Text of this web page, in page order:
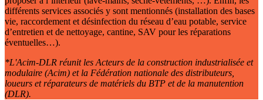
différents services associés y sont mentionnés (installation des bases
vie, raccordement et désinfection du réseau d’eau potable, service
d’entretien et de nettoyage, cantine, SAV pour les réparations
éventuelles…).
*L'Acim-DLR réunit les Acteurs de la construction industrialisée et
modulaire (Acim) et la Fédération nationale des distributeurs,
loueurs et réparateurs de matériels du BTP et de la manutention
(DLR).